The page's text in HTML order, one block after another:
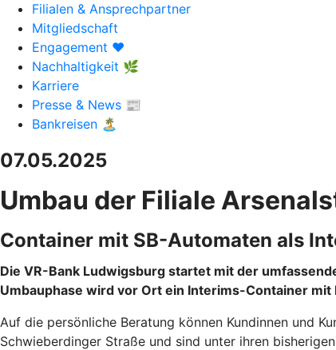
Filialen & Ansprechpartner
Mitgliedschaft
Engagement ❤️
Nachhaltigkeit 🌿
Karriere
Presse & News 📰
Bankreisen 🏝️
07.05.2025
Umbau der Filiale
Container mit SB-Automaten als
Die VR-Bank Ludwigsburg startet mit der
Umbauphase wird vor Ort ein Interims-Container
Auf die persönliche Beratung können Kundinnen und
Schwieberdinger Straße und sind unter ihren